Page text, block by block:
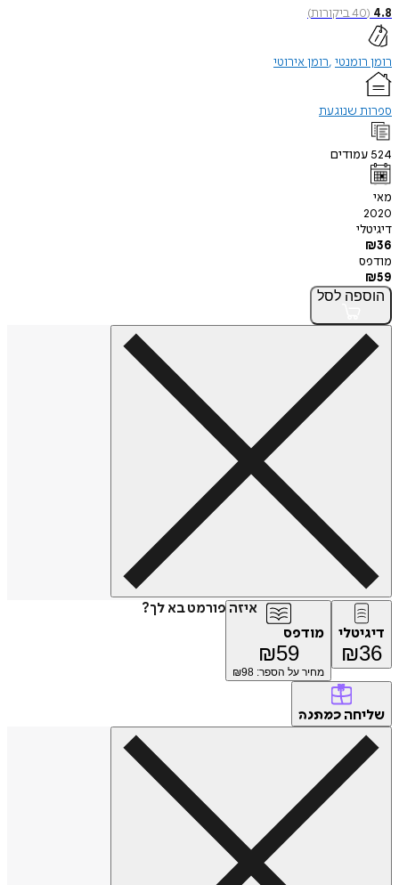
4.8
(
40ביקורות)
רומן רומנטי רומן אירוטי
ספרות שנוגעת
524 עמודים
מאי
2020
דיגיטלי
₪36
מודפס
₪59
הוספה לסל
איזה פורמט בא לך?
דיגיטלי
₪36
מודפס
₪59
מחיר על הספר: ₪ 98
שליחה כמתנה